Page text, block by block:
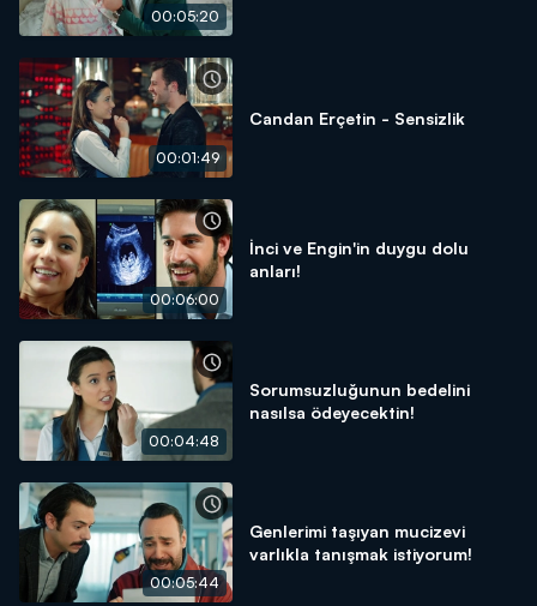
00:05:20
00:01:49
Candan Erçetin - Sensizlik
00:06:00
İnci ve Engin'in duygu dolu
anları!
00:04:48
Sorumsuzluğunun bedelini
nasılsa ödeyecektin!
00:05:44
Genlerimi taşıyan mucizevi
varlıkla tanışmak istiyorum!